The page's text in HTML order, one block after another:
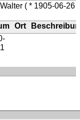
( * 1905-06-26
Ort